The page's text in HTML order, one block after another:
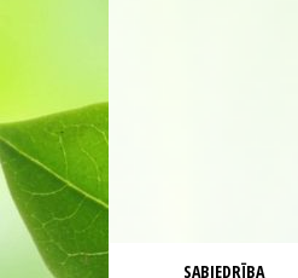
SABIEDRĪBA